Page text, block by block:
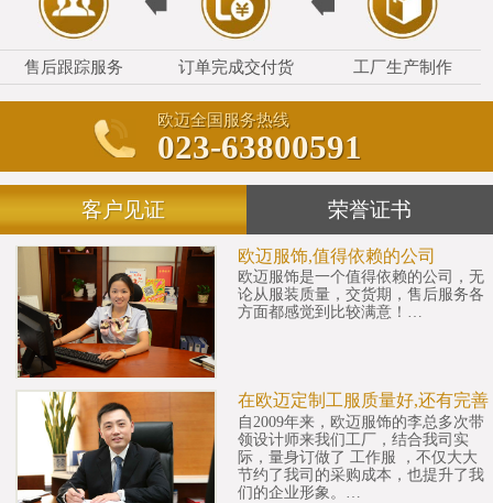
售后跟踪服务 订单完成交付货 工厂生产制作
欧迈全国服务热线
023-63800591
客户见证 荣誉证书
欧迈服饰,值得依赖的公司
欧迈服饰是一个值得依赖的公司，无
论从服装质量，交货期，售后服务各
方面都感觉到比较满意！…
在欧迈定制工服质量好,还有完善
自2009年来，欧迈服饰的李总多次带
领设计师来我们工厂，结合我司实
际，量身订做了 工作服 ，不仅大大
节约了我司的采购成本，也提升了我
们的企业形象。…